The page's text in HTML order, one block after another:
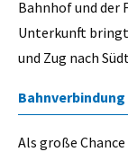
Bahnhof und der
Unterkunft
und Zug nach
Als große